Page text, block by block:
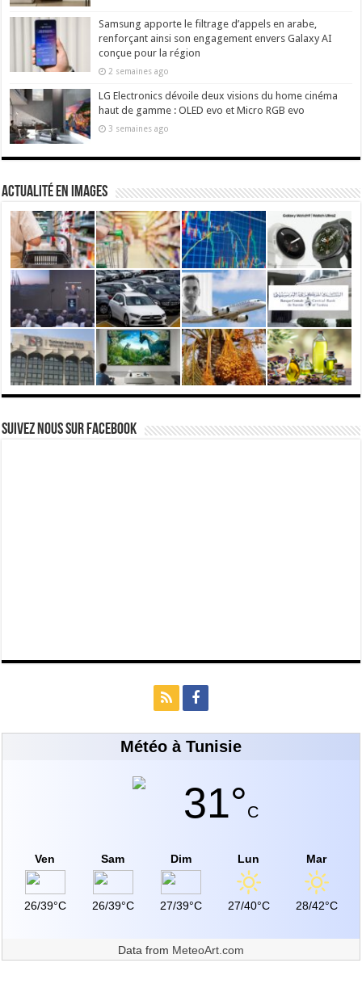
Samsung apporte le filtrage d’appels en arabe,
renforçant ainsi son engagement envers Galaxy AI
conçue pour la région
2 semaines ago
LG Electronics dévoile deux visions du home cinéma
haut de gamme : OLED evo et Micro RGB evo
3 semaines ago
actualité en images
Suivez nous Sur Facebook
Météo à Tunisie
31°C
Ven
26/39°C
Sam
26/39°C
Dim
27/39°C
Lun
27/40°C
Mar
28/42°C
Data from MeteoArt.com